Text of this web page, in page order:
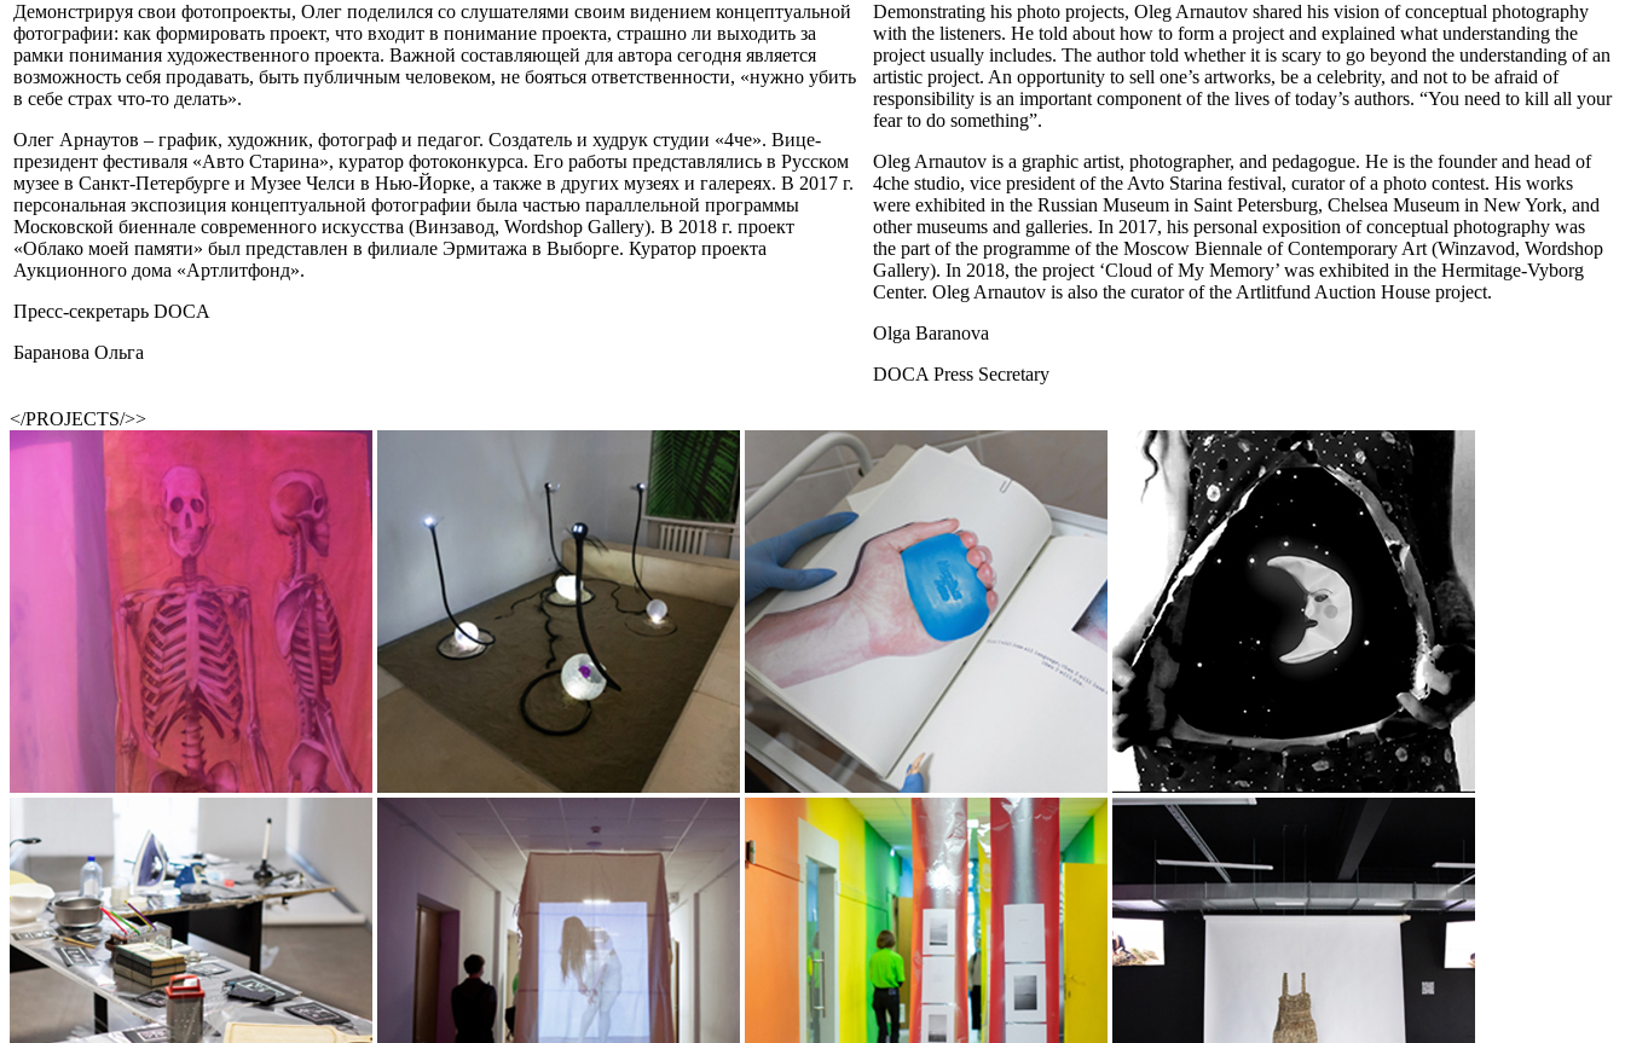
Демонстрируя свои фотопроекты, Олег поделился со слушателями своим видением концептуальной
фотографии: как формировать проект, что входит в понимание проекта, страшно ли выходить за
рамки понимания художественного проекта. Важной составляющей для автора сегодня является
возможность себя продавать, быть публичным человеком, не бояться ответственности, «нужно убить
в себе страх что-то делать».
Олег Арнаутов – график, художник, фотограф и педагог. Создатель и худрук студии «4че». Вице-
президент фестиваля «Авто Старина», куратор фотоконкурса. Его работы представлялись в Русском
музее в Санкт-Петербурге и Музее Челси в Нью-Йорке, а также в других музеях и галереях. В 2017 г.
персональная экспозиция концептуальной фотографии была частью параллельной программы
Московской биеннале современного искусства (Винзавод, Wordshop Gallery). В 2018 г. проект
«Облако моей памяти» был представлен в филиале Эрмитажа в Выборге. Куратор проекта
Аукционного дома «Артлитфонд».
Пресс-секретарь DOCA
Баранова Ольга
Demonstrating his photo projects, Oleg Arnautov shared his vision of conceptual photography
with the listeners. He told about how to form a project and explained what understanding the
project usually includes. The author told whether it is scary to go beyond the understanding of an
artistic project. An opportunity to sell one’s artworks, be a celebrity, and not to be afraid of
responsibility is an important component of the lives of today’s authors. “You need to kill all your
fear to do something”.
Oleg Arnautov is a graphic artist, photographer, and pedagogue. He is the founder and head of
4che studio, vice president of the Avto Starina festival, curator of a photo contest. His works
were exhibited in the Russian Museum in Saint Petersburg, Chelsea Museum in New York, and
other museums and galleries. In 2017, his personal exposition of conceptual photography was
the part of the programme of the Moscow Biennale of Contemporary Art (Winzavod, Wordshop
Gallery). In 2018, the project ‘Cloud of My Memory’ was exhibited in the Hermitage-Vyborg
Center. Oleg Arnautov is also the curator of the Artlitfund Auction House project.
Olga Baranova
DOCA Press Secretary
</PROJECTS/>>